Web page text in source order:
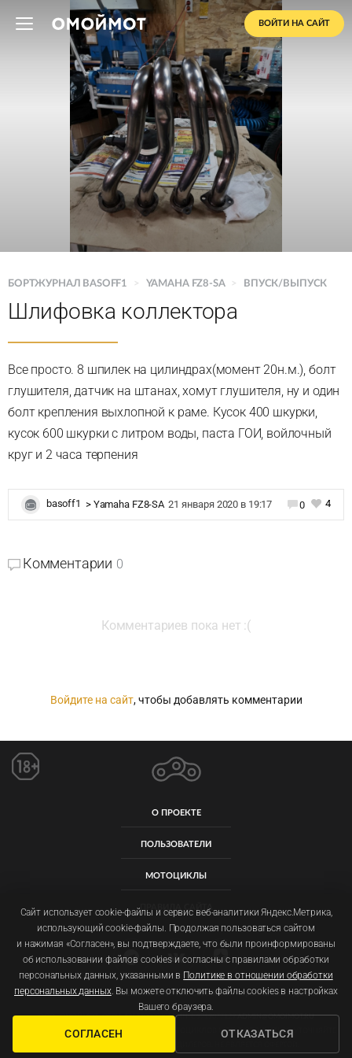
ВОЙТИ НА САЙТ
БОРТЖУРНАЛ BASOFF1 > YAMAHA FZ8-SA > ВПУСК/ВЫПУСК
Шлифовка коллектора
Все просто. 8 шпилек на цилиндрах(момент 20н.м.), болт
глушителя, датчик на штанах, хомут глушителя, ну и один
болт крепления выхлопной к раме. Кусок 400 шкурки,
кусок 600 шкурки с литром воды, паста ГОИ, войлочный
круг и 2 часа терпения
basoff1 > Yamaha FZ8-SA 21 января 2020 в 19:17 0 4
Комментарии 0
Комментариев пока нет :(
Войдите на сайт, чтобы добавлять комментарии
О ПРОЕКТЕ
ПОЛЬЗОВАТЕЛИ
МОТОЦИКЛЫ
ПРАВИЛА САЙТА
Пользовательское соглашениеПолитика обработки персональных данных
ООО «ОМОЙМОТ» ОГРН: 1257700092011 ИНН: 9719077129ADMIN@OMOIMOT.RU
ФОТОГРАФИИ, ЦЕНЫ И ХАРАКТЕРИСТИКИ МОТОЦИКЛОВ МОГУТ ОТЛИЧАТЬСЯ. УТОЧНЯЙТЕ
Сайт использует cookie-файлы и сервис веб-аналитики Яндекс.Метрика,
использующий cookie-файлы. Продолжая пользоваться сайтом
и нажимая «Согласен», вы подтверждаете, что были проинформированы
об использовании файлов cookies и согласны с правилами обработки
персональных данных, указанными в Политике в отношении обработки
персональных данных. Вы можете отключить файлы cookies в настройках
Вашего браузера.
СОГЛАСЕН ОТКАЗАТЬСЯ